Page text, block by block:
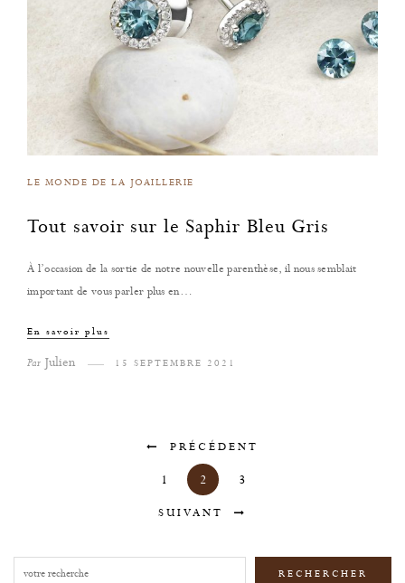
LE MONDE DE LA JOAILLERIE
Tout savoir sur le Saphir Bleu Gris
À l’occasion de la sortie de notre nouvelle parenthèse, il nous semblait
important de vous parler plus en…
En savoir plus
Par Julien 15 SEPTEMBRE 2021
PRÉCÉDENT
1 2 3
SUIVANT
Rechercher RECHERCHER